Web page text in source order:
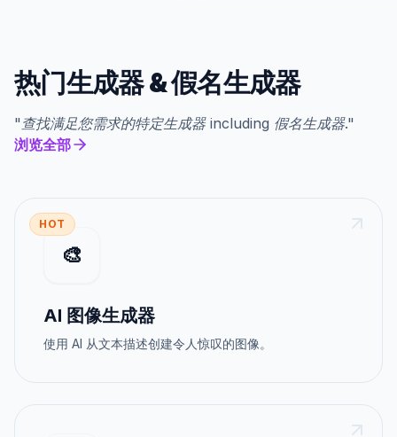
热门生成器&假名生成器
" 查找满足您需求的特定生成器including 假名生成器."
浏览全部
HOT
🎨
AI 图像生成器
使用 AI 从文本描述创建令人惊叹的图像。